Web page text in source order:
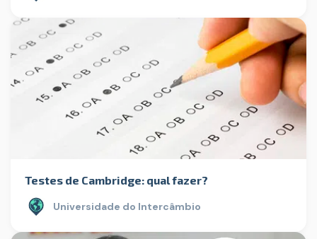
Testes de Cambridge: qual fazer?
Universidade do Intercâmbio